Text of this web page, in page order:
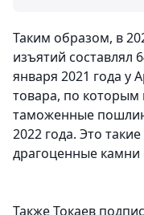
Таким образом, в
изъятий составлял
января 2021 года у
товара, по
таможенные
2022 года. Это
драгоценные камни
Также Токаев